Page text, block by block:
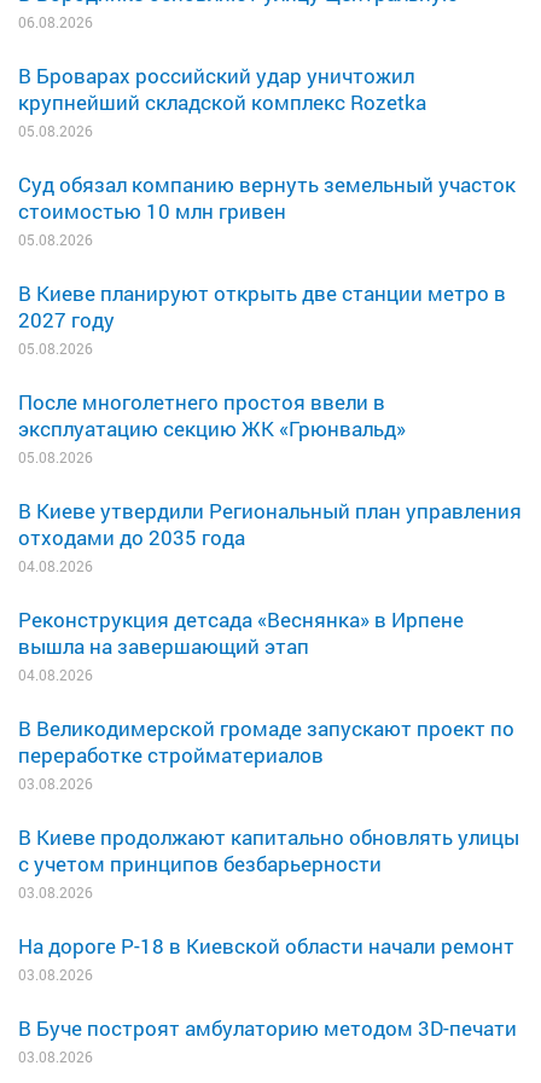
06.08.2026
В Броварах российский удар уничтожил
крупнейший складской комплекс Rozetka
05.08.2026
Суд обязал компанию вернуть земельный участок
стоимостью 10 млн гривен
05.08.2026
В Киеве планируют открыть две станции метро в
2027 году
05.08.2026
После многолетнего простоя ввели в
эксплуатацию секцию ЖК «Грюнвальд»
05.08.2026
В Киеве утвердили Региональный план управления
отходами до 2035 года
04.08.2026
Реконструкция детсада «Веснянка» в Ирпене
вышла на завершающий этап
04.08.2026
В Великодимерской громаде запускают проект по
переработке стройматериалов
03.08.2026
В Киеве продолжают капитально обновлять улицы
с учетом принципов безбарьерности
03.08.2026
На дороге Р-18 в Киевской области начали ремонт
03.08.2026
В Буче построят амбулаторию методом 3D-печати
03.08.2026